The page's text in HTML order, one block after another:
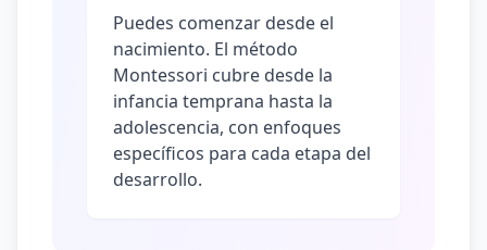
Puedes comenzar desde el
nacimiento. El método
Montessori cubre desde la
infancia temprana hasta la
adolescencia, con enfoques
específicos para cada etapa del
desarrollo.